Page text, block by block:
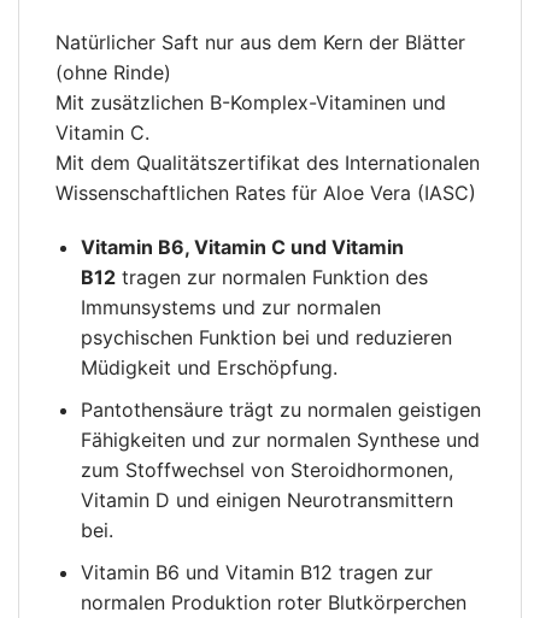
Natürlicher Saft nur aus dem Kern der Blätter
(ohne Rinde)
Mit zusätzlichen B-Komplex-Vitaminen und
Vitamin C.
Mit dem Qualitätszertifikat des Internationalen
Wissenschaftlichen Rates für Aloe Vera (IASC)
Vitamin B6, Vitamin C und Vitamin
B12tragen zur normalen Funktion des
Immunsystems und zur normalen
psychischen Funktion bei und reduzieren
Müdigkeit und Erschöpfung.
Pantothensäure trägt zu normalen geistigen
Fähigkeiten und zur normalen Synthese und
zum Stoffwechsel von Steroidhormonen,
Vitamin D und einigen Neurotransmittern
bei.
Vitamin B6 und Vitamin B12 tragen zur
normalen Produktion roter Blutkörperchen